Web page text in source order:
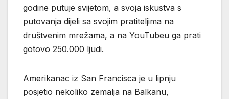
godine putuje svijetom, a svoja iskustva s
putovanja dijeli sa svojim pratiteljima na
društvenim mrežama, a na YouTubeu ga prati
gotovo 250.000 ljudi.
Amerikanac iz San Francisca je u lipnju
posjetio nekoliko zemalja na Balkanu,